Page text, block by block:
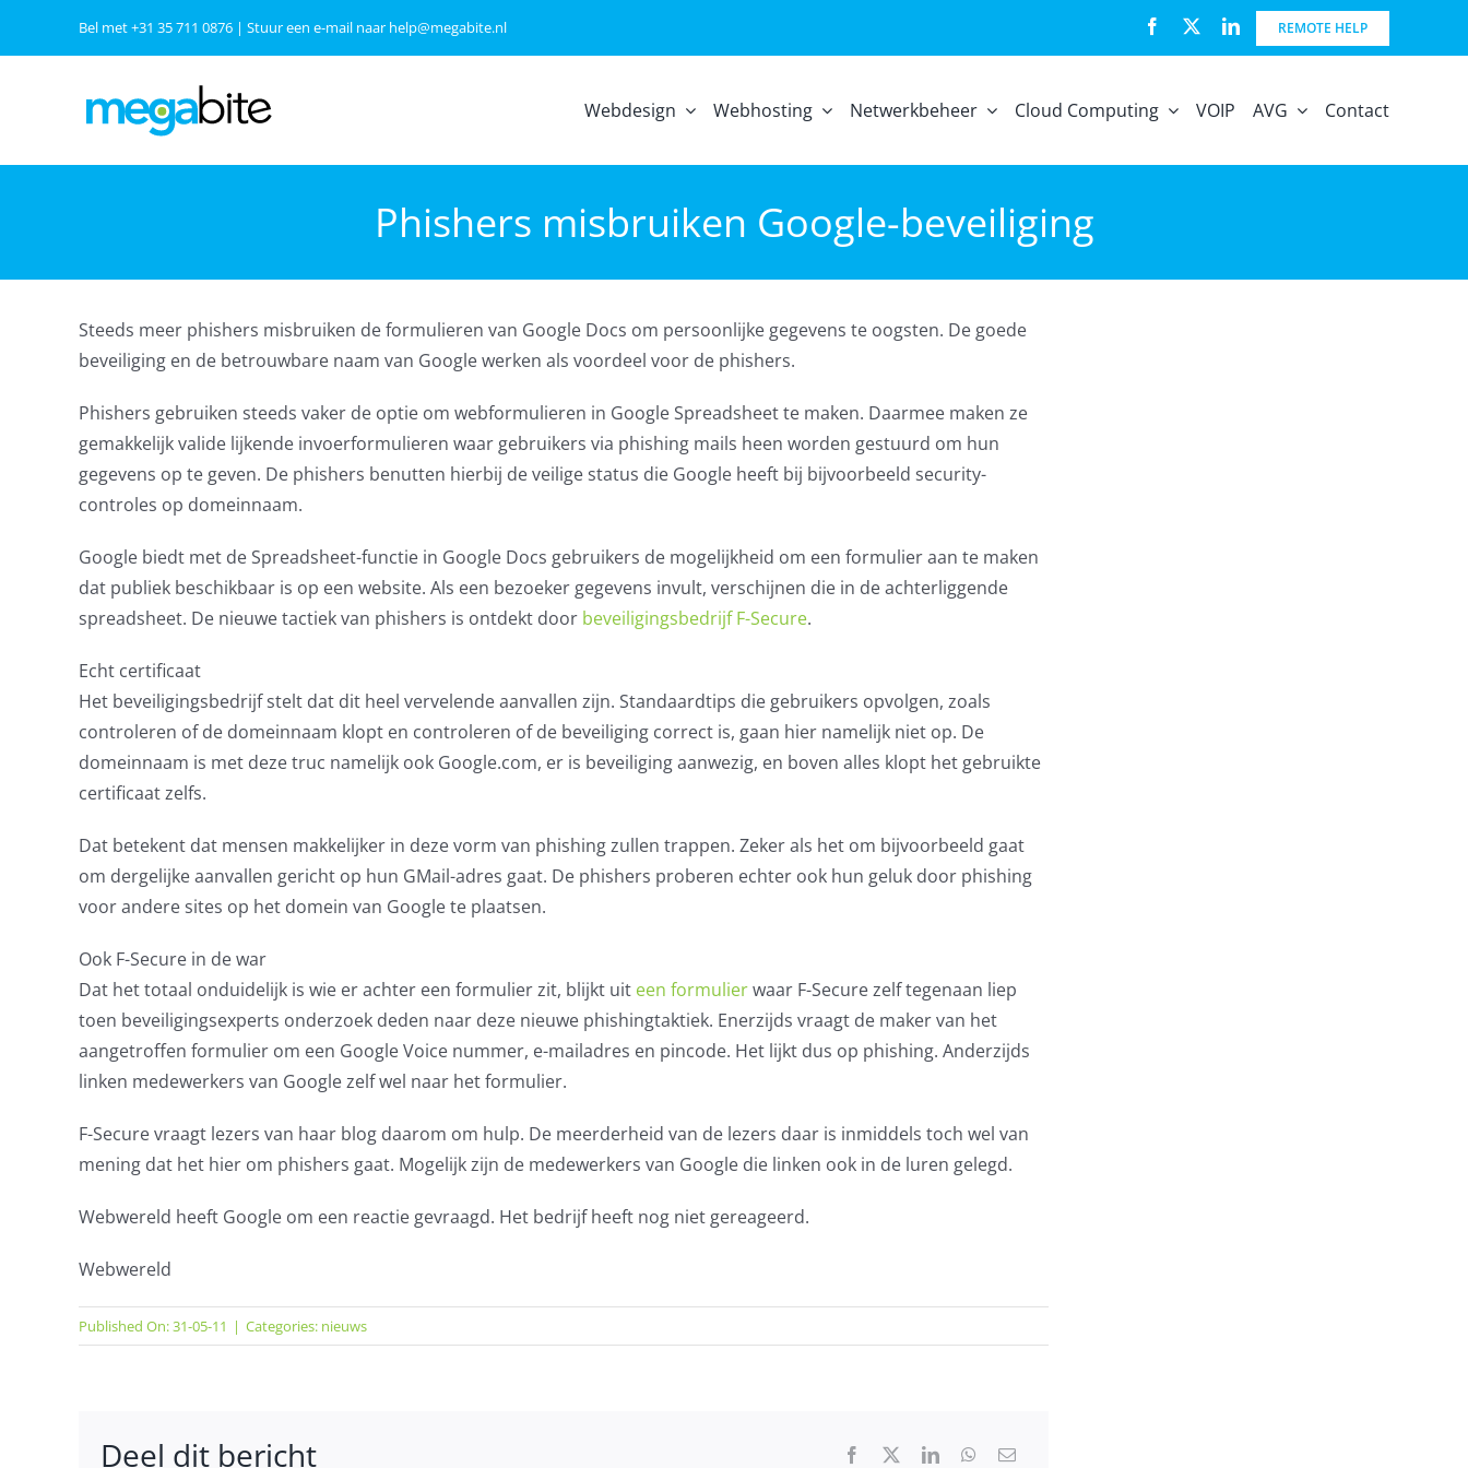
Bel met+31 35 711 0876| Stuur een e-mail naar help@megabite.nl REMOTE HELP
Webdesign Webhosting Netwerkbeheer Cloud Computing VOIP AVG Contact
Phishers misbruiken Google-beveiliging
Steeds meer phishers misbruiken de formulieren van Google Docs om persoonlijke gegevens te oogsten. De goede
beveiliging en de betrouwbare naam van Google werken als voordeel voor de phishers.
Phishers gebruiken steeds vaker de optie om webformulieren in Google Spreadsheet te maken. Daarmee maken ze
gemakkelijk valide lijkende invoerformulieren waar gebruikers via phishing mails heen worden gestuurd om hun
gegevens op te geven. De phishers benutten hierbij de veilige status die Google heeft bij bijvoorbeeld security-
controles op domeinnaam.
Google biedt met de Spreadsheet-functie in Google Docs gebruikers de mogelijkheid om een formulier aan te maken
dat publiek beschikbaar is op een website. Als een bezoeker gegevens invult, verschijnen die in de achterliggende
spreadsheet. De nieuwe tactiek van phishers is ontdekt door beveiligingsbedrijf F-Secure.
Echt certificaat
Het beveiligingsbedrijf stelt dat dit heel vervelende aanvallen zijn. Standaardtips die gebruikers opvolgen, zoals
controleren of de domeinnaam klopt en controleren of de beveiliging correct is, gaan hier namelijk niet op. De
domeinnaam is met deze truc namelijk ook Google.com, er is beveiliging aanwezig, en boven alles klopt het gebruikte
certificaat zelfs.
Dat betekent dat mensen makkelijker in deze vorm van phishing zullen trappen. Zeker als het om bijvoorbeeld gaat
om dergelijke aanvallen gericht op hun GMail-adres gaat. De phishers proberen echter ook hun geluk door phishing
voor andere sites op het domein van Google te plaatsen.
Ook F-Secure in de war
Dat het totaal onduidelijk is wie er achter een formulier zit, blijkt uit een formulierwaar F-Secure zelf tegenaan liep
toen beveiligingsexperts onderzoek deden naar deze nieuwe phishingtaktiek. Enerzijds vraagt de maker van het
aangetroffen formulier om een Google Voice nummer, e-mailadres en pincode. Het lijkt dus op phishing. Anderzijds
linken medewerkers van Google zelf wel naar het formulier.
F-Secure vraagt lezers van haar blog daarom om hulp. De meerderheid van de lezers daar is inmiddels toch wel van
mening dat het hier om phishers gaat. Mogelijk zijn de medewerkers van Google die linken ook in de luren gelegd.
Webwereld heeft Google om een reactie gevraagd. Het bedrijf heeft nog niet gereageerd.
Webwereld
Published On: 31-05-11 | Categories: nieuws
Deel dit bericht